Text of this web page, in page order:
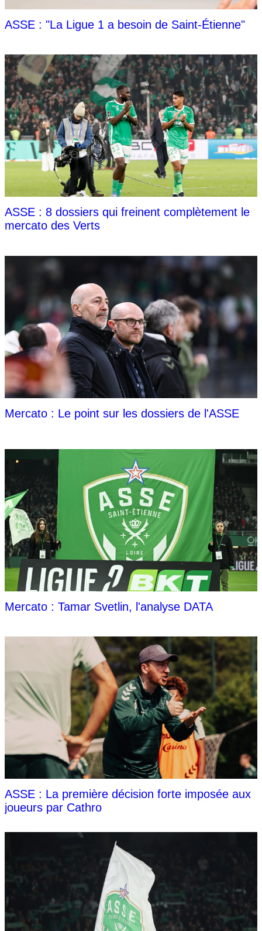
ASSE : "La Ligue 1 a besoin de Saint-Étienne"
ASSE : 8 dossiers qui freinent complètement le
mercato des Verts
Mercato : Le point sur les dossiers de l'ASSE
Mercato : Tamar Svetlin, l'analyse DATA
ASSE : La première décision forte imposée aux
joueurs par Cathro